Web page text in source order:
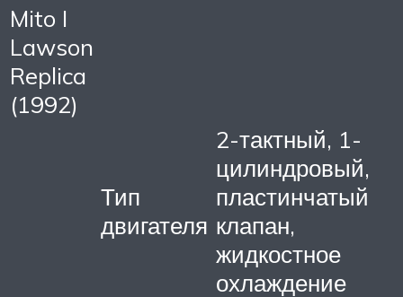
Mito I
Lawson
Replica
(1992)
Тип
двигателя
2-тактный, 1-
цилиндровый,
пластинчатый
клапан,
жидкостное
охлаждение